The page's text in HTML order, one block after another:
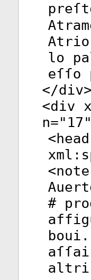
lo
</div>
<div
n=" 17
<head
<note
#
altri